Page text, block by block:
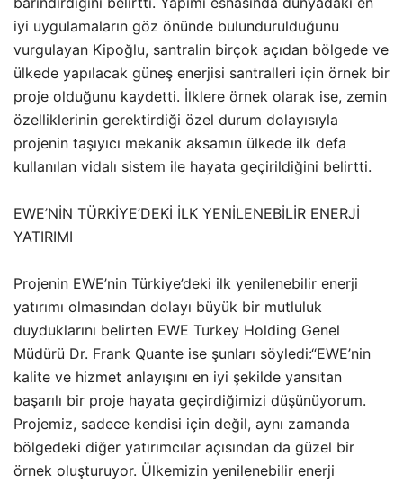
iyi uygulamaların göz önünde bulundurulduğunu
vurgulayan Kipoğlu, santralin birçok açıdan bölgede ve
ülkede yapılacak güneş enerjisi santralleri için örnek bir
proje olduğunu kaydetti. İlklere örnek olarak ise, zemin
özelliklerinin gerektirdiği özel durum dolayısıyla
projenin taşıyıcı mekanik aksamın ülkede ilk defa
kullanılan vidalı sistem ile hayata geçirildiğini belirtti.
EWE’NİN TÜRKİYE’DEKİ İLK YENİLENEBİLİR ENERJİ
YATIRIMI
Projenin EWE’nin Türkiye’deki ilk yenilenebilir enerji
yatırımı olmasından dolayı büyük bir mutluluk
duyduklarını belirten EWE Turkey Holding Genel
Müdürü Dr. Frank Quante ise şunları söyledi:“EWE’nin
kalite ve hizmet anlayışını en iyi şekilde yansıtan
başarılı bir proje hayata geçirdiğimizi düşünüyorum.
Projemiz, sadece kendisi için değil, aynı zamanda
bölgedeki diğer yatırımcılar açısından da güzel bir
örnek oluşturuyor. Ülkemizin yenilenebilir enerji